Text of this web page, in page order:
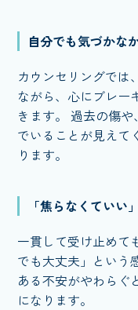
自分でも気づかな
カウンセリングでは
ながら、心にブレー
きます。 過去の傷
でいることが見えて
ります。
「焦らなくていい
一貫して受け止めて
でも大丈夫」という
ある不安がやわらぐ
になります。